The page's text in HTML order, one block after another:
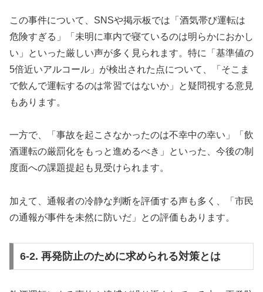
この事件について、SNSや掲示板では「酒気帯び運転は
危険すぎる」「未明に車内で寝ているのは明らかにおかし
い」といった厳しい声が多く見られます。特に「基準値の
5倍近いアルコール」が検出された点について、「そこま
で飲んで運転するのは常習ではないか」と疑問視する意見
もあります。
一方で、「事故を起こさなかったのは不幸中の幸い」「飲
酒運転の厳罰化をもっと進めるべき」といった、今後の制
度面への課題提起も見受けられます。
加えて、通報者の冷静な判断を評価する声も多く、「市民
の通報が事件を未然に防いだ」との評価もあります。
6-2. 再発防止のために求められる対策とは